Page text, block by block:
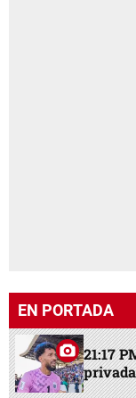
EN PORTADA
21:17